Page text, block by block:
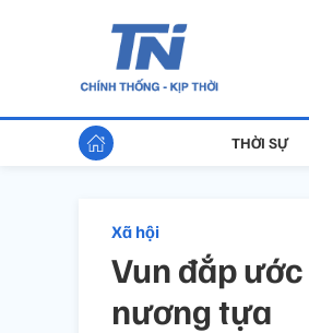
THỜI SỰ
Xã hội
Vun đắp
nương tựa